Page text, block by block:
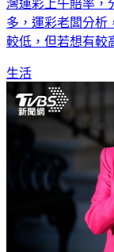
灣運彩上午賠率，
多，運彩老闆分析
較低，但若想有較
生活